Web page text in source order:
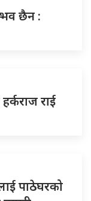
छैन :
राई
पाठेघरको